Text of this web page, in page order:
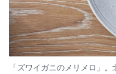
「ズワイガニのメリメロ」